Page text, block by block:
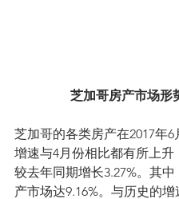
芝加哥房产市场形
芝加哥的各类房产在2017年6
增速与4月份相比都有所上升
较去年同期增长3.27%。其
产市场达9.16%。与历史的增